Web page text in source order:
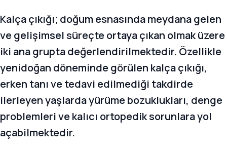
Kalça çıkığı; doğum esnasında meydana gelen
ve gelişimsel süreçte ortaya çıkan olmak üzere
iki ana grupta değerlendirilmektedir. Özellikle
yenidoğan döneminde görülen kalça çıkığı,
erken tanı ve tedavi edilmediği takdirde
ilerleyen yaşlarda yürüme bozuklukları, denge
problemleri ve kalıcı ortopedik sorunlara yol
açabilmektedir.